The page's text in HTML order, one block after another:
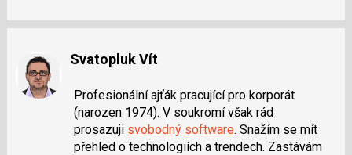
Svatopluk Vít
Profesionální ajťák pracující pro korporát
(narozen 1974). V soukromí však rád
prosazuji svobodný software. Snažím se mít
přehled o technologiích a trendech. Zastávám